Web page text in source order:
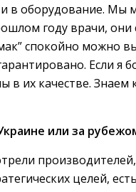
в оборудование.
году врачи,
спокойно можно
Если
их качестве. Знаем
или за
целей,